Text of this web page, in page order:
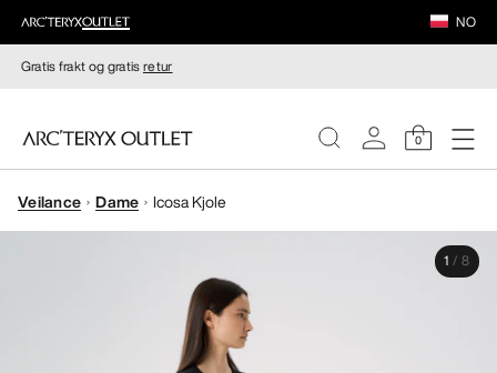
NO
Gratis frakt og gratisretur
0
DAMER
Veilance Dame Icosa Kjole
1 / 8